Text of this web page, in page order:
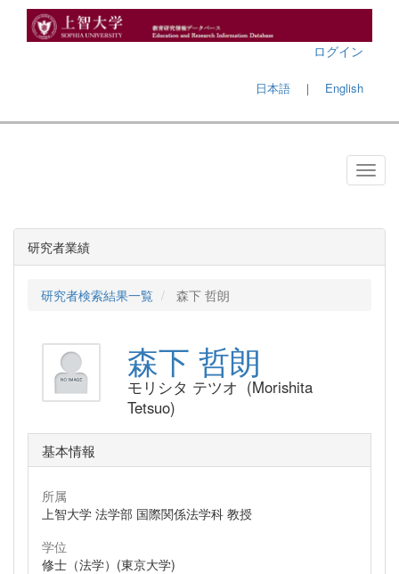
ログイン
日本語 ｜ English
研究者業績
研究者検索結果一覧 森下 哲朗
森下 哲朗
モリシタ テツオ (Morishita
Tetsuo)
基本情報
所属
上智大学 法学部 国際関係法学科 教授
学位
修士（法学）(東京大学)